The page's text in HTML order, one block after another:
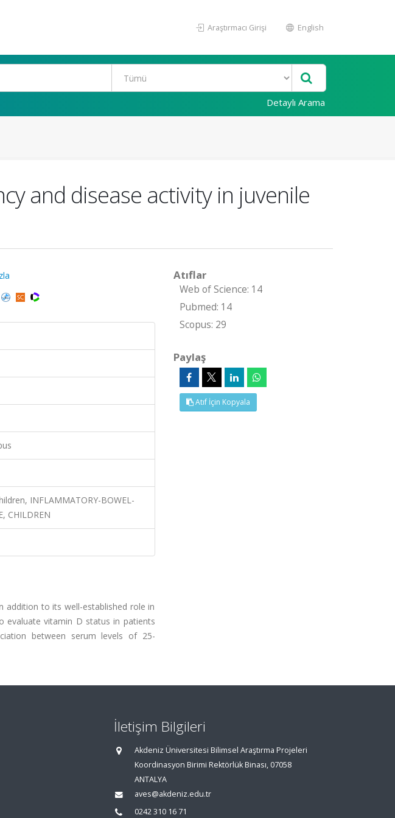
Araştırmacı Girişi English
Detaylı Arama
and disease activity in juvenile
INFLAMMATORY-BOWEL-
CHILDREN
addition to its well-established role in
evaluate vitamin D status in patients
between serum levels of 25-
Atıflar
Web of Science: 14
Pubmed: 14
Scopus: 29
Paylaş
Atıf İçin Kopyala
İletişim Bilgileri
Akdeniz Üniversitesi Bilimsel Araştırma Projeleri
Koordinasyon Birimi Rektörlük Binası, 07058
ANTALYA
aves@akdeniz.edu.tr
0242 310 16 71